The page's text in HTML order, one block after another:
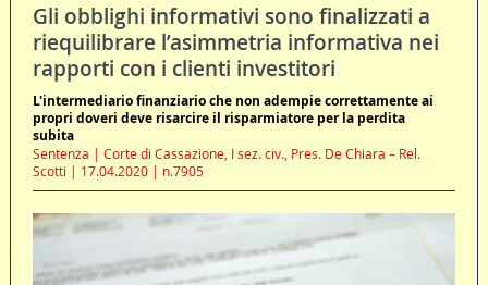
Gli obblighi informativi sono finalizzati a
riequilibrare l’asimmetria informativa nei
rapporti con i clienti investitori
L'intermediario finanziario che non adempie correttamente ai
propri doveri deve risarcire il risparmiatore per la perdita
subita
Sentenza | Corte di Cassazione, I sez. civ., Pres. De Chiara – Rel.
Scotti | 17.04.2020 | n.7905